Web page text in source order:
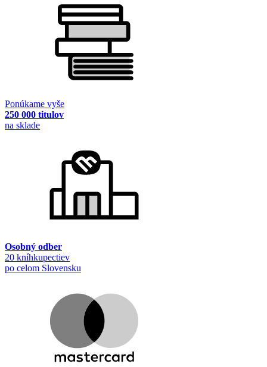
Ponúkame vyše
250 000 titulov
na sklade
Osobný odber
20 kníhkupectiev
po celom Slovensku